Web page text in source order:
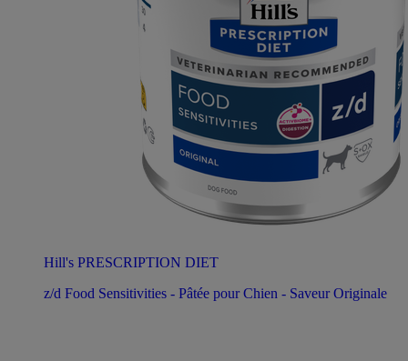
Hill's PRESCRIPTION DIET
z/d Food Sensitivities - Pâtée pour Chien - Saveur Originale